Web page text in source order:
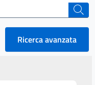
cerca
Ricerca avanzata